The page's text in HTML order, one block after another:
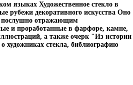
языках Художественное стекло в
рубежи декоративного искусства Оно
послушно отражающим
и проработанные в фарфоре, камне,
а также очерк "Из истории
о художниках стекла, библиографию